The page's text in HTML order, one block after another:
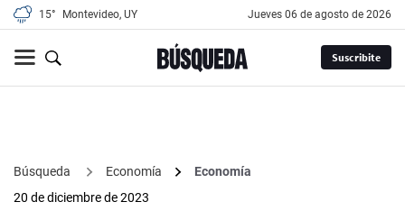
15° Montevideo, UY jueves 06 de agosto de 2026
Suscribite
Búsqueda Economía
Economía
20 de diciembre de 2023